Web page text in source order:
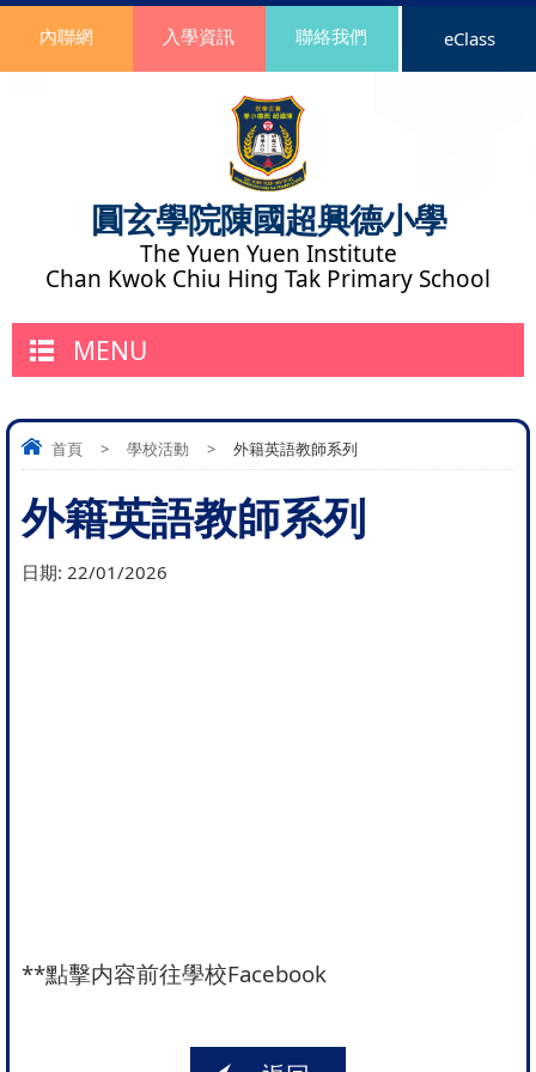
圓玄學院陳國超興德小學
The Yuen Yuen Institute
Chan Kwok Chiu Hing Tak Primary School
內聯網 入學資訊 聯絡我們 eClass
MENU
首頁 > 學校活動 > 外籍英語教師系列
外籍英語教師系列
日期: 22/01/2026
**點擊内容前往學校Facebook